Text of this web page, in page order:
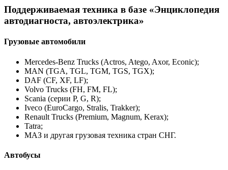
Поддерживаемая техника в базе «Энциклопедия
автодиагноста, автоэлектрика»
Грузовые автомобили
Mercedes-Benz Trucks (Actros, Atego, Axor, Econic);
MAN (TGA, TGL, TGM, TGS, TGX);
DAF (CF, XF, LF);
Volvo Trucks (FH, FM, FL);
Scania (серии P, G, R);
Iveco (EuroCargo, Stralis, Trakker);
Renault Trucks (Premium, Magnum, Kerax);
Tatra;
МАЗ и другая грузовая техника стран СНГ.
Автобусы